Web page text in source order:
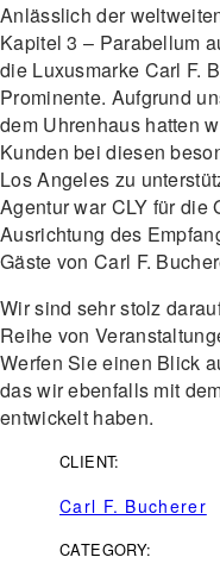
Anlässlich der
Kapitel 3 – Parabellum
die Luxusmarke Carl F.
Prominente. Aufgrund
dem Uhrenhaus hatten
Kunden bei diesen
Los Angeles zu
Agentur war CLY für die
Ausrichtung des
Gäste von Carl F.
Wir sind sehr stolz
Reihe von
Werfen Sie einen Blick
das wir ebenfalls mit
entwickelt haben.
CLIENT:
Carl F. Bucherer
CATEGORY: